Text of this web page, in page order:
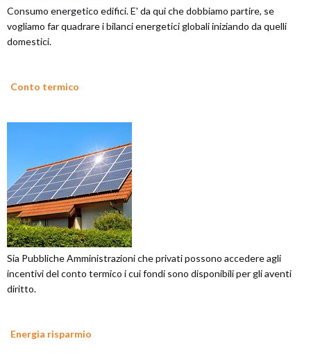
Consumo energetico edifici. E' da qui che dobbiamo partire, se
vogliamo far quadrare i bilanci energetici globali iniziando da quelli
domestici.
Conto termico
Sia Pubbliche Amministrazioni che privati possono accedere agli
incentivi del conto termico i cui fondi sono disponibili per gli aventi
diritto.
Energia risparmio